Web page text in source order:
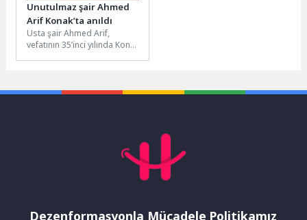
Unutulmaz şair Ahmed
Arif Konak’ta anıldı
Usta şair Ahmed Arif,
vefatının 35’inci yılında Konak
anıldı....
Dezenformasyonla Mücadele Politikamız